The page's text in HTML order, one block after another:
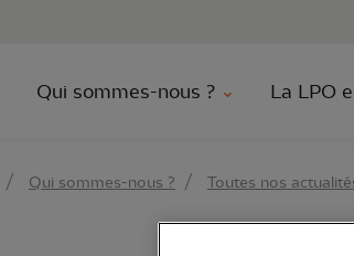
Qui sommes-nous ? La LPO
Qui sommes-nous ? Toutes nos